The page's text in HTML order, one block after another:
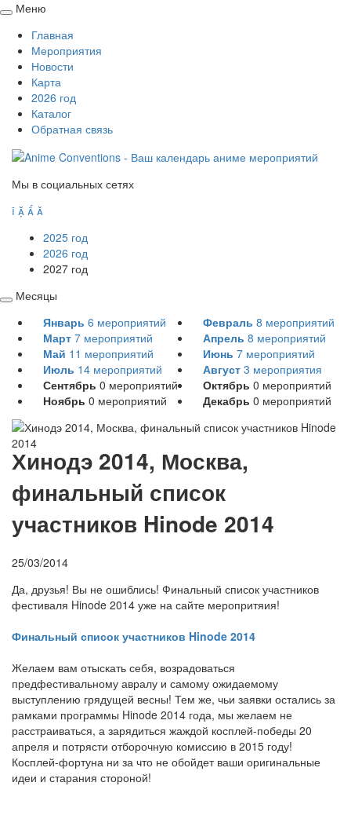
Свернуть
развернуть
Меню
Главная
Мероприятия
Новости
Карта
2026 год
Каталог
Обратная связь
Мы в социальных сетях
   
2025 год
2026 год
2027 год
Свернуть
развернуть
Месяцы
Январь 6 мероприятий Февраль 8 мероприятий
Март 7 мероприятий Апрель 8 мероприятий
Май 11 мероприятий Июнь 7 мероприятий
Июль 14 мероприятий Август 3 мероприятия
Сентябрь 0 мероприятий Октябрь 0 мероприятий
Ноябрь 0 мероприятий Декабрь 0 мероприятий
Хинодэ 2014, Москва,
финальный список
участников Hinode 2014
25/03/2014
Да, друзья! Вы не ошиблись! Финальный список участников
фестиваля Hinode 2014 уже на сайте меропритяия!
Финальный список участников Hinode 2014
Желаем вам отыскать себя, возрадоваться
предфестивальному авралу и самому ожидаемому
выступлению грядущей весны! Тем же, чьи заявки остались за
рамками программы Hinode 2014 года, мы желаем не
расстраиваться, а зарядиться жаждой косплей-победы 20
апреля и потрясти отборочную комиссию в 2015 году!
Косплей-фортуна ни за что не обойдет ваши оригинальные
идеи и старания стороной!